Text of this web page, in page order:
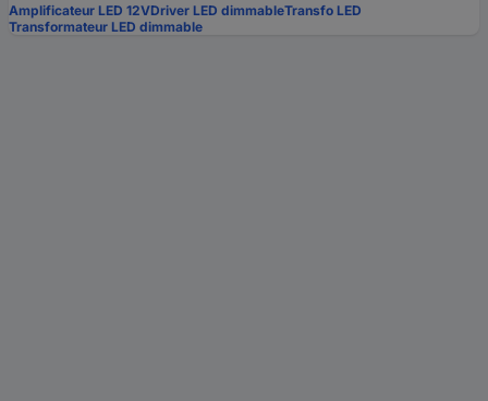
Amplificateur LED 12VDriver LED dimmableTransfo LED
Transformateur LED dimmable